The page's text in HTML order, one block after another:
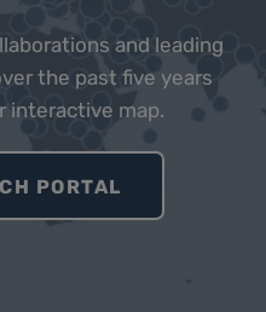
and leading
the past five years
interactive map.
PORTAL